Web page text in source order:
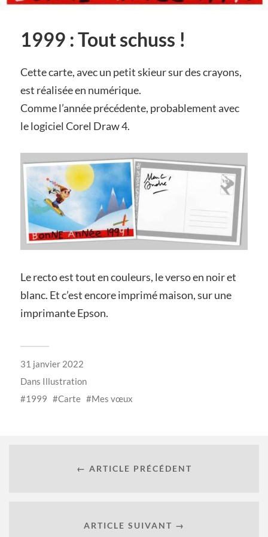
1999 : Tout schuss !
Cette carte, avec un petit skieur sur des crayons,
est réalisée en numérique.
Comme l’année précédente, probablement avec
le logiciel Corel Draw 4.
Le recto est tout en couleurs, le verso en noir et
blanc. Et c’est encore imprimé maison, sur une
imprimante Epson.
31 janvier 2022
Dans Illustration
1999
Carte Mes vœux
← ARTICLE PRÉCÉDENT
ARTICLE SUIVANT →